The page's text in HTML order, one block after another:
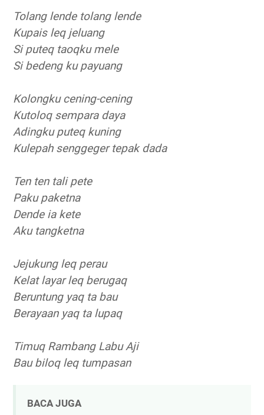
Tolang lende tolang lende
Kupais leq jeluang
Si puteq taoqku mele
Si bedeng ku payuang
Kolongku cening-cening
Kutoloq sempara daya
Adingku puteq kuning
Kulepah senggeger tepak dada
Ten ten tali pete
Paku paketna
Dende ia kete
Aku tangketna
Jejukung leq perau
Kelat layar leq berugaq
Beruntung yaq ta bau
Berayaan yaq ta lupaq
Timuq Rambang Labu Aji
Bau biloq leq tumpasan
BACA JUGA